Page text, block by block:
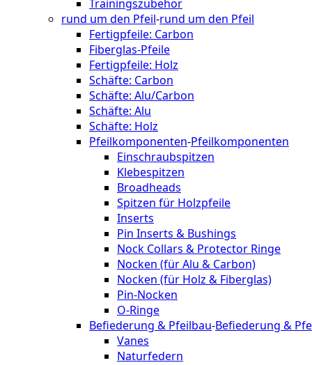
Trainingszubehör
rund um den Pfeil-rund um den Pfeil
Fertigpfeile: Carbon
Fiberglas-Pfeile
Fertigpfeile: Holz
Schäfte: Carbon
Schäfte: Alu/Carbon
Schäfte: Alu
Schäfte: Holz
Pfeilkomponenten-Pfeilkomponenten
Einschraubspitzen
Klebespitzen
Broadheads
Spitzen für Holzpfeile
Inserts
Pin Inserts & Bushings
Nock Collars & Protector Ringe
Nocken (für Alu & Carbon)
Nocken (für Holz & Fiberglas)
Pin-Nocken
O-Ringe
Befiederung & Pfeilbau-Befiederung &
Vanes
Naturfedern